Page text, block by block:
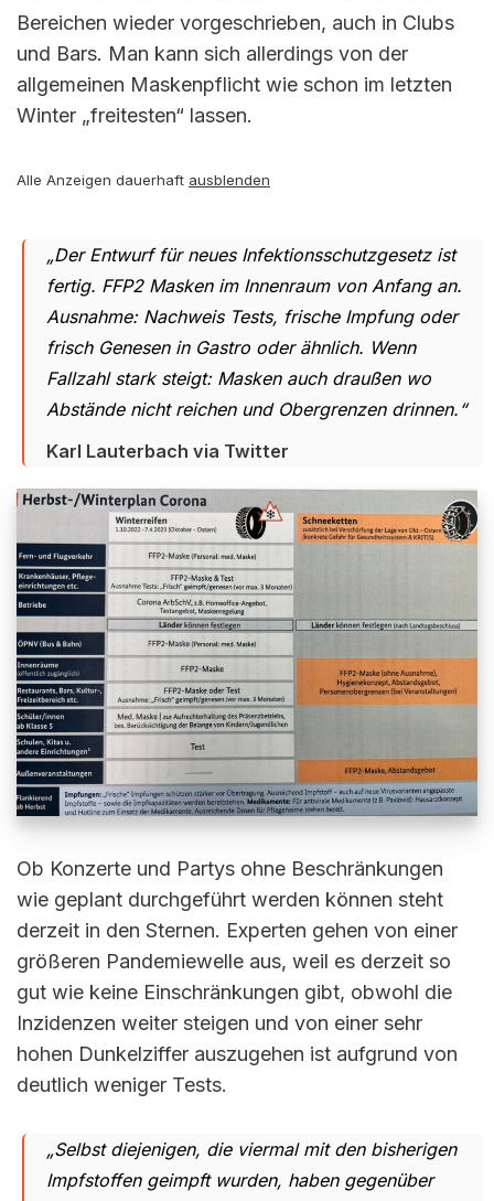
Bereichen wieder vorgeschrieben, auch in Clubs
und Bars. Man kann sich allerdings von der
allgemeinen Maskenpflicht wie schon im letzten
Winter „freitesten“ lassen.
Alle Anzeigen dauerhaft ausblenden
„Der Entwurf für neues Infektionsschutzgesetz ist
fertig. FFP2 Masken im Innenraum von Anfang an.
Ausnahme: Nachweis Tests, frische Impfung oder
frisch Genesen in Gastro oder ähnlich. Wenn
Fallzahl stark steigt: Masken auch draußen wo
Abstände nicht reichen und Obergrenzen drinnen.“
Karl Lauterbach via Twitter
Ob Konzerte und Partys ohne Beschränkungen
wie geplant durchgeführt werden können steht
derzeit in den Sternen. Experten gehen von einer
größeren Pandemiewelle aus, weil es derzeit so
gut wie keine Einschränkungen gibt, obwohl die
Inzidenzen weiter steigen und von einer sehr
hohen Dunkelziffer auszugehen ist aufgrund von
deutlich weniger Tests.
„Selbst diejenigen, die viermal mit den bisherigen
Impfstoffen geimpft wurden, haben gegenüber